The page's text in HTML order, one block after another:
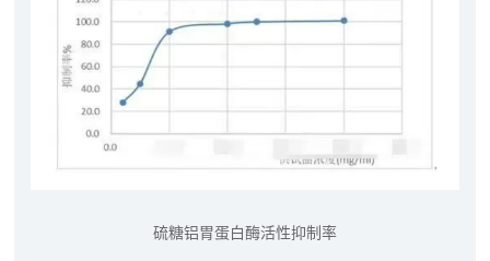
硫糖铝胃蛋白酶活性抑制率